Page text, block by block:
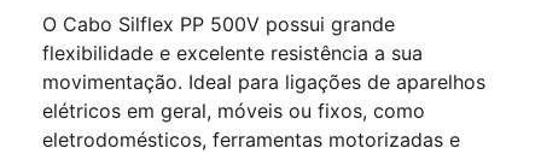
O Cabo Silflex PP 500V possui grande
flexibilidade e excelente resistência a sua
movimentação. Ideal para ligações de aparelhos
elétricos em geral, móveis ou fixos, como
eletrodomésticos, ferramentas motorizadas e